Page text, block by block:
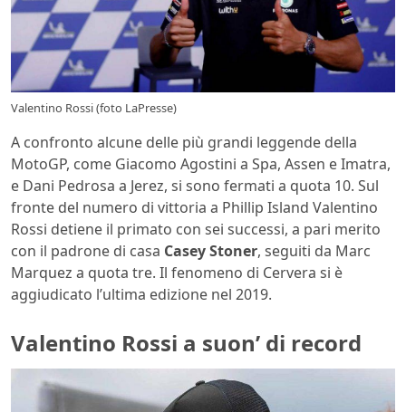
Valentino Rossi (foto LaPresse)
A confronto alcune delle più grandi leggende della
MotoGP, come Giacomo Agostini a Spa, Assen e Imatra,
e Dani Pedrosa a Jerez, si sono fermati a quota 10. Sul
fronte del numero di vittoria a Phillip Island Valentino
Rossi detiene il primato con sei successi, a pari merito
con il padrone di casa Casey Stoner, seguiti da Marc
Marquez a quota tre. Il fenomeno di Cervera si è
aggiudicato l’ultima edizione nel 2019.
Valentino Rossi a suon’ di record